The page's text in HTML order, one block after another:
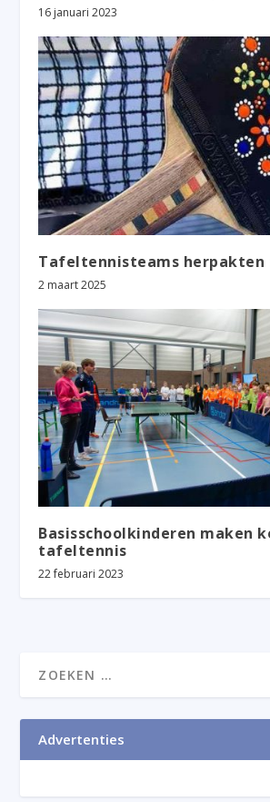
16 januari 2023
Tafeltennisteams herpakten
2 maart 2025
Basisschoolkinderen maken
tafeltennis
22 februari 2023
Advertenties